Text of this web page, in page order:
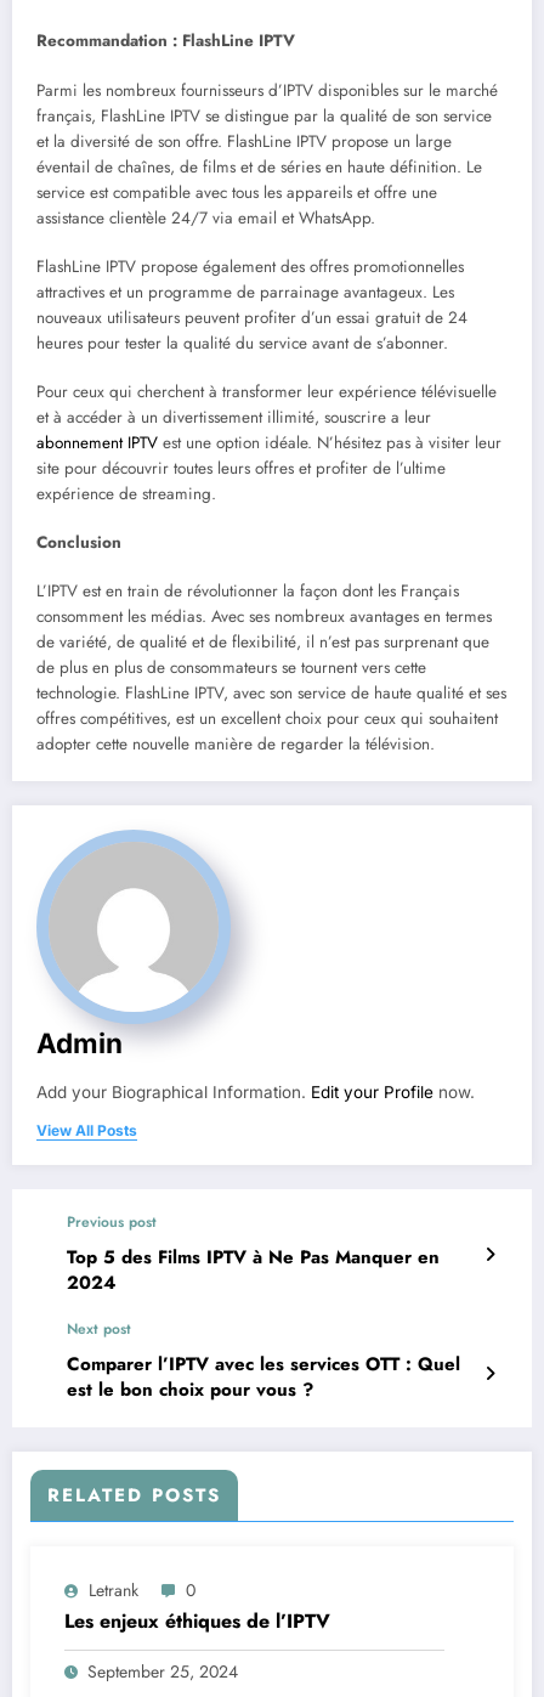
Recommandation : FlashLine IPTV
Parmi les nombreux fournisseurs d’IPTV disponibles sur le marché
français, FlashLine IPTV se distingue par la qualité de son service
et la diversité de son offre. FlashLine IPTV propose un large
éventail de chaînes, de films et de séries en haute définition. Le
service est compatible avec tous les appareils et offre une
assistance clientèle 24/7 via email et WhatsApp.
FlashLine IPTV propose également des offres promotionnelles
attractives et un programme de parrainage avantageux. Les
nouveaux utilisateurs peuvent profiter d’un essai gratuit de 24
heures pour tester la qualité du service avant de s’abonner.
Pour ceux qui cherchent à transformer leur expérience télévisuelle
et à accéder à un divertissement illimité, souscrire a leur
abonnement IPTV est une option idéale. N’hésitez pas à visiter leur
site pour découvrir toutes leurs offres et profiter de l’ultime
expérience de streaming.
Conclusion
L’IPTV est en train de révolutionner la façon dont les Français
consomment les médias. Avec ses nombreux avantages en termes
de variété, de qualité et de flexibilité, il n’est pas surprenant que
de plus en plus de consommateurs se tournent vers cette
technologie. FlashLine IPTV, avec son service de haute qualité et ses
offres compétitives, est un excellent choix pour ceux qui souhaitent
adopter cette nouvelle manière de regarder la télévision.
Admin
Add your Biographical Information. Edit your Profile now.
View All Posts
Previous post
Top 5 des Films IPTV à Ne Pas Manquer en
2024
Next post
Comparer l’IPTV avec les services OTT : Quel
est le bon choix pour vous ?
RELATED POSTS
Letrank 0
Les enjeux éthiques de l’IPTV
September 25, 2024